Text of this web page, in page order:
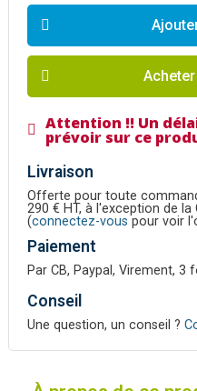
Attention !! Un
prévoir sur ce
Livraison
Offerte pour toute
290 € HT, à l'exception de la
(connectez-vous pour voir
Paiement
Par CB, Paypal, Virement, 3
Conseil
Une question, un conseil ?